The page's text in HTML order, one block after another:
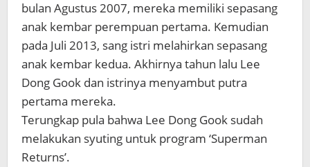
bulan Agustus 2007, mereka memiliki sepasang
anak kembar perempuan pertama. Kemudian
pada Juli 2013, sang istri melahirkan sepasang
anak kembar kedua. Akhirnya tahun lalu Lee
Dong Gook dan istrinya menyambut putra
pertama mereka.
Terungkap pula bahwa Lee Dong Gook sudah
melakukan syuting untuk program ‘Superman
Returns’.